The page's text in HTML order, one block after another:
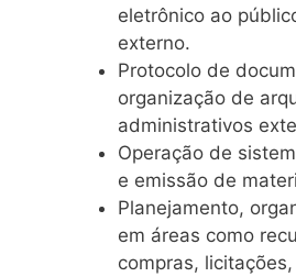
eletrônico ao
externo.
Protocolo de
organização de
administrativos
Operação de
e emissão de
Planejamento,
em áreas como
compras,